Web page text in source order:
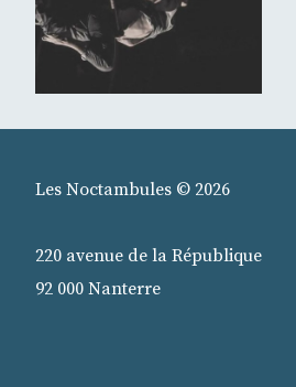
Les Noctambules © 2026
220 avenue de la République
92 000 Nanterre